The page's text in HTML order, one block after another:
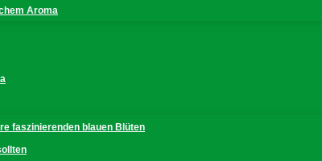
Aroma
faszinierenden blauen Blüten